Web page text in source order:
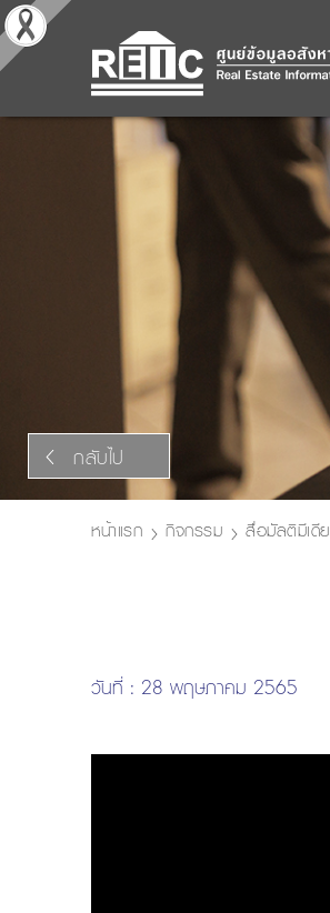
กลับไป
หน้าแรก กิจกรรม สื่อมัลติมีเดีย
วันที่ : 28 พฤษภาคม 2565